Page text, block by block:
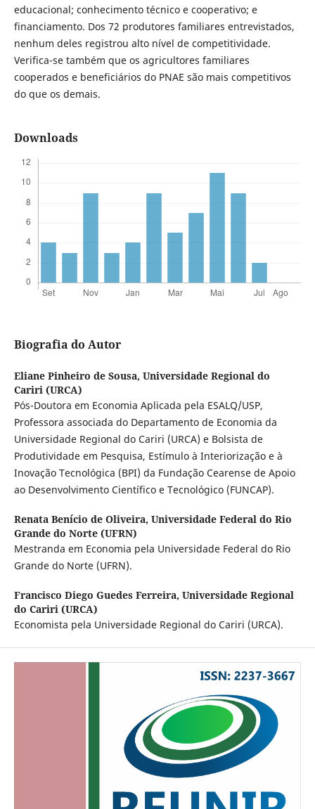
educacional; conhecimento técnico e cooperativo; e
financiamento. Dos 72 produtores familiares entrevistados,
nenhum deles registrou alto nível de competitividade.
Verifica-se também que os agricultores familiares
cooperados e beneficiários do PNAE são mais competitivos
do que os demais.
Downloads
Biografia do Autor
Eliane Pinheiro de Sousa, Universidade Regional do
Cariri (URCA)
Pós-Doutora em Economia Aplicada pela ESALQ/USP,
Professora associada do Departamento de Economia da
Universidade Regional do Cariri (URCA) e Bolsista de
Produtividade em Pesquisa, Estímulo à Interiorização e à
Inovação Tecnológica (BPI) da Fundação Cearense de Apoio
ao Desenvolvimento Científico e Tecnológico (FUNCAP).
Renata Benício de Oliveira, Universidade Federal do Rio
Grande do Norte (UFRN)
Mestranda em Economia pela Universidade Federal do Rio
Grande do Norte (UFRN).
Francisco Diego Guedes Ferreira, Universidade Regional
do Cariri (URCA)
Economista pela Universidade Regional do Cariri (URCA).